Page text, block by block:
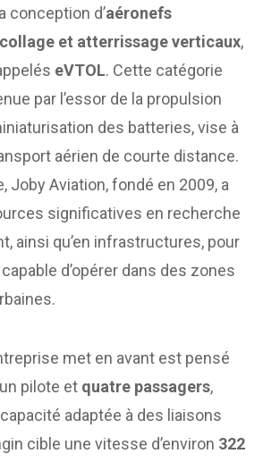
conception d’aéronefs
et atterrissage verticaux,
eVTOL. Cette catégorie
par l’essor de la propulsion
des batteries, vise à
aérien de courte distance.
Joby Aviation, fondé en 2009, a
significatives en recherche
ainsi qu’en infrastructures, pour
d’opérer dans des zones
met en avant est pensé
pilote et quatre passagers,
adaptée à des liaisons
cible une vitesse d’environ 322